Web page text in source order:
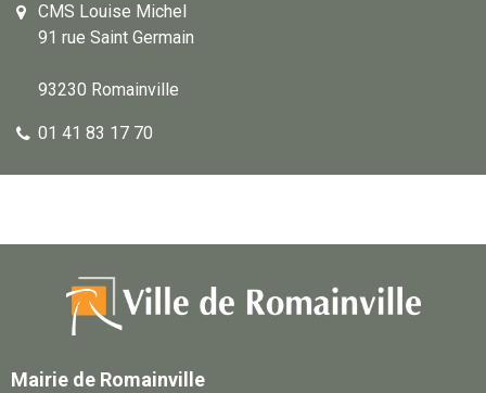
CMS Louise Michel
91 rue Saint Germain
93230 Romainville
01 41 83 17 70
Mairie de Romainville